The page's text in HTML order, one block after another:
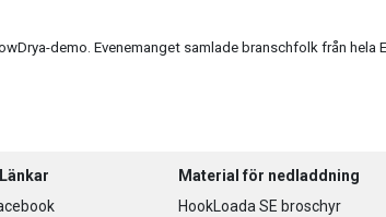
demo. Evenemanget samlade branschfolk från hela
Material för nedladdning
HookLoada SE broschyr